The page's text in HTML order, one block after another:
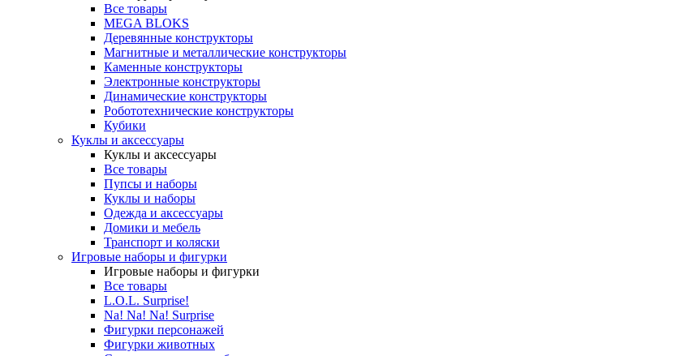
Все товары
MEGA BLOKS
Деревянные конструкторы
Магнитные и металлические конструкторы
Каменные конструкторы
Электронные конструкторы
Динамические конструкторы
Робототехнические конструкторы
Кубики
Куклы и аксессуары
Куклы и аксессуары
Все товары
Пупсы и наборы
Куклы и наборы
Одежда и аксессуары
Домики и мебель
Транспорт и коляски
Игровые наборы и фигурки
Игровые наборы и фигурки
Все товары
L.O.L. Surprise!
Na! Na! Na! Surprise
Фигурки персонажей
Фигурки животных